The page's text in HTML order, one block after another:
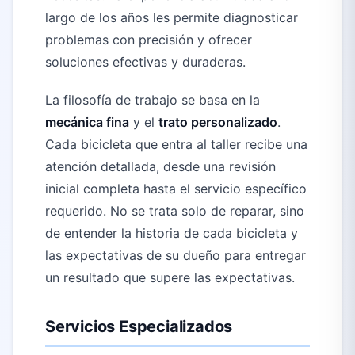
largo de los años les permite diagnosticar
problemas con precisión y ofrecer
soluciones efectivas y duraderas.
La filosofía de trabajo se basa en la
mecánica fina y el trato personalizado.
Cada bicicleta que entra al taller recibe una
atención detallada, desde una revisión
inicial completa hasta el servicio específico
requerido. No se trata solo de reparar, sino
de entender la historia de cada bicicleta y
las expectativas de su dueño para entregar
un resultado que supere las expectativas.
Servicios Especializados